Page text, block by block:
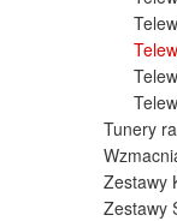
Tunery
Zestawy
Zestawy